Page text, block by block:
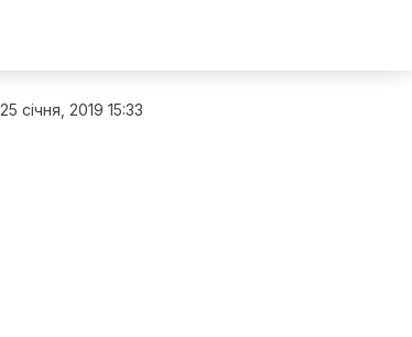
25 січня, 2019 15:33